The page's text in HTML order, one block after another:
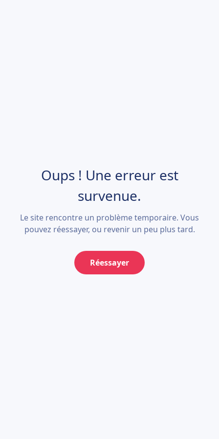
Oups ! Une erreur est
survenue.
Le site rencontre un problème temporaire. Vous
pouvez réessayer, ou revenir un peu plus tard.
Réessayer